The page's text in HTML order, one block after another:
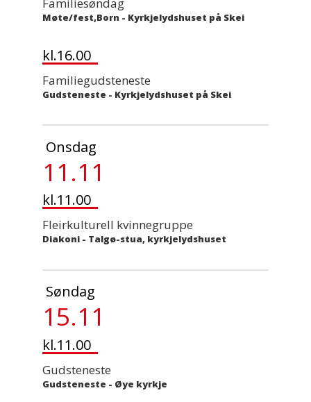
Møte/fest,Born - Kyrkjelydshuset på Skei
kl.16.00
Familiegudsteneste
Gudsteneste - Kyrkjelydshuset på Skei
Onsdag
11.11
kl.11.00
Fleirkulturell kvinnegruppe
Diakoni - Talgø-stua, kyrkjelydshuset
Søndag
15.11
kl.11.00
Gudsteneste
Gudsteneste - Øye kyrkje